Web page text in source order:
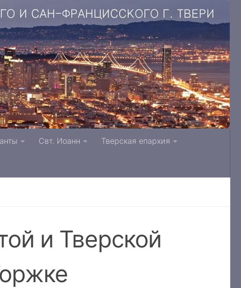
п. Литвинки Тверская и Кашинская епархия
Свт. Иоанн Тверская епархия
и Тверской